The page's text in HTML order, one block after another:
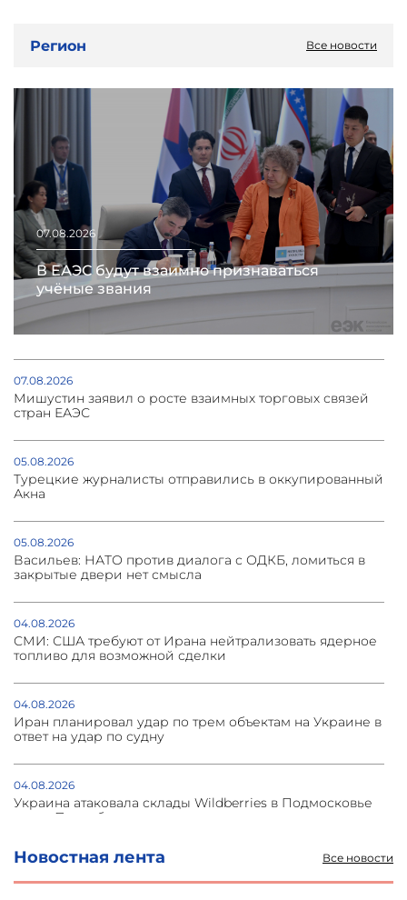
Новостная лента Все новости
Регион Все новости
07.08.2026
В ЕАЭС будут взаимно признаваться
учёные звания
07.08.2026
Мишустин заявил о росте взаимных торговых связей
стран ЕАЭС
05.08.2026
Турецкие журналисты отправились в оккупированный
Акна
05.08.2026
Васильев: НАТО против диалога с ОДКБ, ломиться в
закрытые двери нет смысла
04.08.2026
СМИ: США требуют от Ирана нейтрализовать ядерное
топливо для возможной сделки
04.08.2026
Иран планировал удар по трем объектам на Украине в
ответ на удар по судну
04.08.2026
Украина атаковала склады Wildberries в Подмосковье
и под Петербургом
03.08.2026
Стратегия безопасности ОДКБ допускает применение